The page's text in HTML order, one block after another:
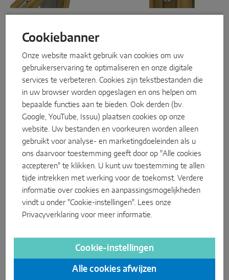
Digitalservice
Productservice
Al jaren bewezen en altijd
nieuw:MACO Multi Matic
ons uitgebreide
beslagplatform voor draai-
kiep-ramen, dat we
voortdurend uitbreiden en
bestaande elementen verder
we ervoor dat alles bij elkaar
past en elkaar goed aanvult.
Nieuwe designoplossingen
afkorting IQ.MACO Multi
Matic IQ: het totaal
systeem
Lees meer
bieden wij een eersteklas
die precies werkt en niet
zichtbaar is wanneer de
ramen gesloten zijn. Het
resultaat: strakke,
aantrekkelijke
raamontwerpen die elke
kamer verfraaien.MACO
designoplossing
Lees meer
Cookiebanner
Onze website maakt gebruik van cookies om uw
gebruikerservaring te optimaliseren en onze digitale
services te verbeteren. Cookies zijn tekstbestanden die
in uw browser worden opgeslagen en ons helpen om
bepaalde functies aan te bieden. Ook derden (bv.
Google, YouTube, Issuu) plaatsen cookies op onze
website. Uw bestanden en voorkeuren worden alleen
gebruikt voor analyse- en marketingdoeleinden als u
ons daarvoor toestemming geeft door op "Alle cookies
accepteren" te klikken. U kunt uw toestemming te allen
tijde intrekken met werking voor de toekomst. Verdere
informatie over cookies en aanpassingsmogelijkheden
vindt u onder "Cookie-instellingen". Lees onze
Privacyverklaring voor meer informatie.
Cookie-instellingen
Alle cookies afwijzen